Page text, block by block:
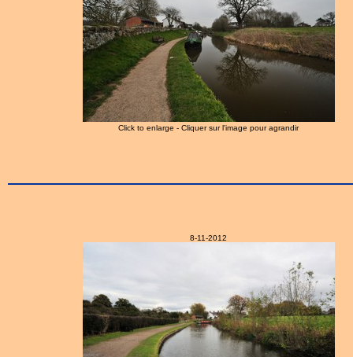
Click to enlarge - Cliquer sur l'image pour agrandir
8-11-2012